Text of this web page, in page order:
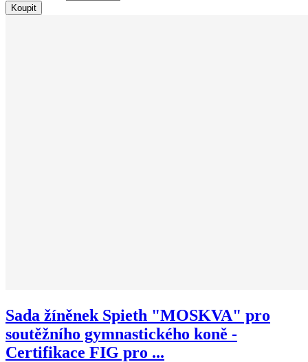
Koupit
Sada žíněnek Spieth "MOSKVA" pro
soutěžního gymnastického koně -
Certifikace FIG pro ...